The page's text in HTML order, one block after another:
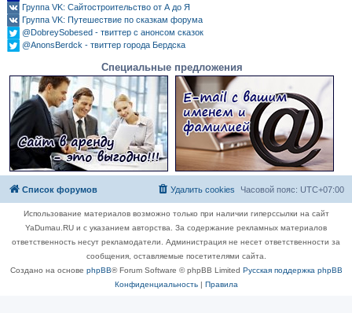
Группа VK: Сайтостроительство от А до Я
Группа VK: Путешествие по сказкам форума
@DobreySobesed - твиттер с анонсом сказок
@AnonsBerdck - твиттер города Бердска
Специальные предложения
Список форумов Часовой пояс: UTC+07:00
Удалить cookies
Использование материалов возможно только при наличии гиперссылки на сайт
YaDumau.RU и с указанием авторства. За содержание рекламных материалов
ответственность несут рекламодатели. Администрация не несет ответственности за
сообщения, оставляемые посетителями сайта.
Создано на основе phpBB® Forum Software © phpBB Limited Русская поддержка phpBB
Конфиденциальность| Правила